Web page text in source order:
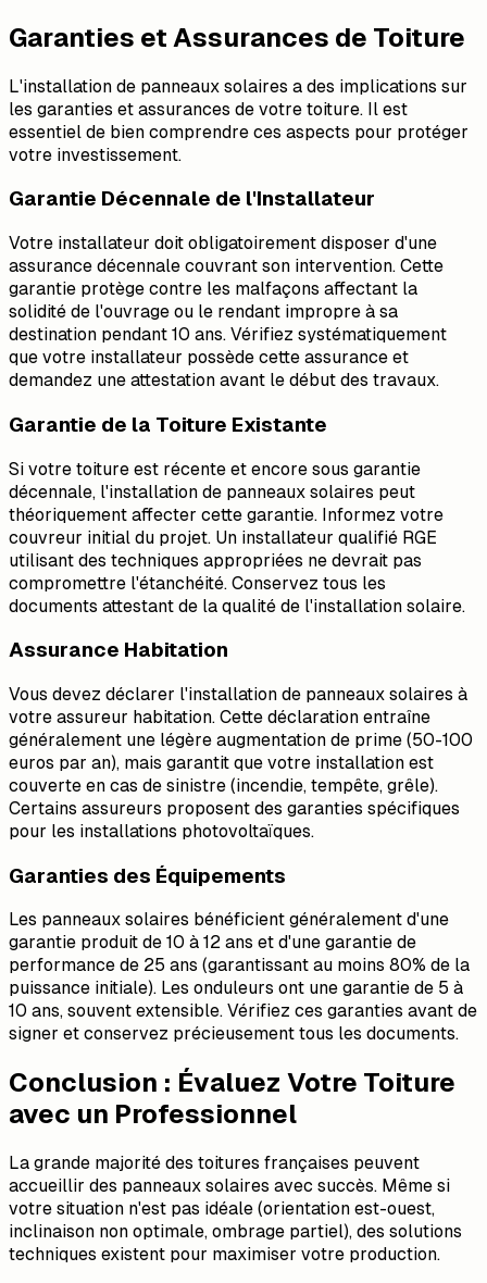
Garanties et Assurances de Toiture
L'installation de panneaux solaires a des implications sur
les garanties et assurances de votre toiture. Il est
essentiel de bien comprendre ces aspects pour protéger
votre investissement.
Garantie Décennale de l'Installateur
Votre installateur doit obligatoirement disposer d'une
assurance décennale couvrant son intervention. Cette
garantie protège contre les malfaçons affectant la
solidité de l'ouvrage ou le rendant impropre à sa
destination pendant 10 ans. Vérifiez systématiquement
que votre installateur possède cette assurance et
demandez une attestation avant le début des travaux.
Garantie de la Toiture Existante
Si votre toiture est récente et encore sous garantie
décennale, l'installation de panneaux solaires peut
théoriquement affecter cette garantie. Informez votre
couvreur initial du projet. Un installateur qualifié RGE
utilisant des techniques appropriées ne devrait pas
compromettre l'étanchéité. Conservez tous les
documents attestant de la qualité de l'installation solaire.
Assurance Habitation
Vous devez déclarer l'installation de panneaux solaires à
votre assureur habitation. Cette déclaration entraîne
généralement une légère augmentation de prime (50-100
euros par an), mais garantit que votre installation est
couverte en cas de sinistre (incendie, tempête, grêle).
Certains assureurs proposent des garanties spécifiques
pour les installations photovoltaïques.
Garanties des Équipements
Les panneaux solaires bénéficient généralement d'une
garantie produit de 10 à 12 ans et d'une garantie de
performance de 25 ans (garantissant au moins 80% de la
puissance initiale). Les onduleurs ont une garantie de 5 à
10 ans, souvent extensible. Vérifiez ces garanties avant de
signer et conservez précieusement tous les documents.
Conclusion : Évaluez Votre Toiture
avec un Professionnel
La grande majorité des toitures françaises peuvent
accueillir des panneaux solaires avec succès. Même si
votre situation n'est pas idéale (orientation est-ouest,
inclinaison non optimale, ombrage partiel), des solutions
techniques existent pour maximiser votre production.